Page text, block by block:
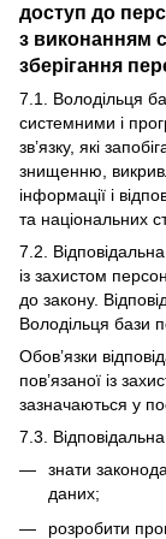
доступ до
з виконанням
зберігання
7.1. Володільця
системними і
зв’язку, які
знищенню,
інформації і
та національних
7.2.
із захистом
до закону.
Володільця бази
Обов’язки
пов’язаної із
зазначаються у
7.3.
знати
даних;
розробити